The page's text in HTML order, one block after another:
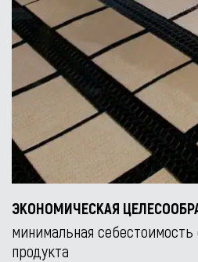
ЭКОНОМИЧЕСКАЯ
минимальная
продукта